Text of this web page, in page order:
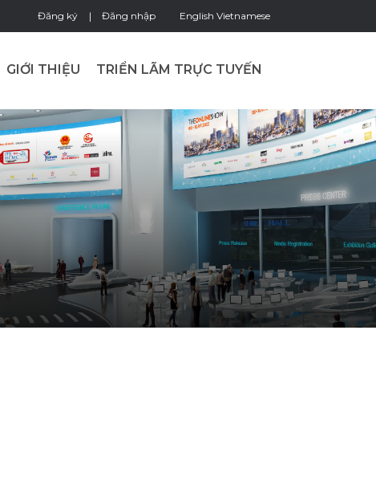
Đăng ký Đăng nhập English Vietnamese
GIỚI THIỆU TRIỂN LÃM TRỰC TUYẾN